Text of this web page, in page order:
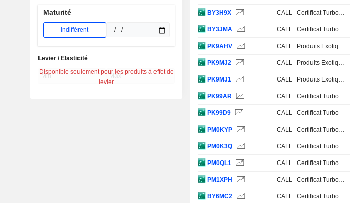
Maturité
Indifférent
Disponible seulement pour les produits à effet de
levier
Levier / Elasticité
BY3H9X CALL Certificat Turbo Stop Loss
BY3JMA CALL Certificat Turbo
PK9AHV CALL Produits Exotiques
PK9MJ2 CALL Produits Exotiques
PK9MJ1 CALL Produits Exotiques
PK99AR CALL Certificat Turbo Stop Loss
PK99D9 CALL Certificat Turbo
PM0KYP CALL Certificat Turbo Stop Loss
PM0K3Q CALL Certificat Turbo
PM0QL1 CALL Certificat Turbo
PM1XPH CALL Certificat Turbo Stop Loss
BY6MC2 CALL Certificat Turbo